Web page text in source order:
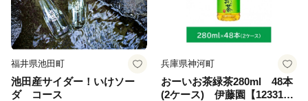
福井県池田町
池田産サイダー！いけソー
ダ コース
兵庫県神河町
おーいお茶緑茶280ml 48本
(2ケース) 伊藤園【123317